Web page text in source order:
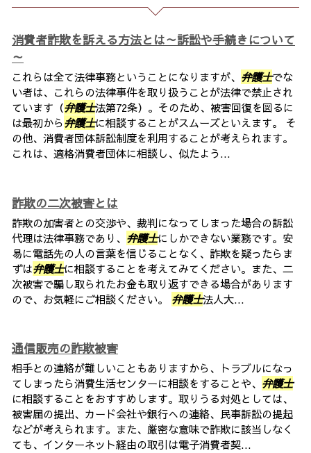
消費者詐欺を訴える方法とは～訴訟や手続きについて
～
これらは全て法律事務ということになりますが、 弁護士でな
い者は、これらの法律事件を取り扱うことが法律で禁止され
ています（弁護士法第72条）。そのため、被害回復を図るに
は最初から弁護士に相談することがスムーズといえます。 そ
の他、消費者団体訴訟制度を利用することが考えられます。
これは、適格消費者団体に相談し、似たよう...
詐欺の二次被害とは
詐欺の加害者との交渉や、裁判になってしまった場合の訴訟
代理は法律事務であり、 弁護士にしかできない業務です。安
易に電話先の人の言葉を信じることなく、詐欺を疑ったらま
ずは弁護士に相談することを考えてみてください。また、二
次被害で騙し取られたお金も取り返すできる場合があります
ので、お気軽にご相談ください。 弁護士法人大...
通信販売の詐欺被害
相手との連絡が難しいこともありますから、トラブルになっ
てしまったら消費生活センターに相談をすることや、 弁護士
に相談することをおすすめします。取りうる対処としては、
被害届の提出、カード会社や銀行への連絡、民事訴訟の提起
などが考えられます。また、厳密な意味で詐欺に該当しなく
ても、インターネット経由の取引は電子消費者契...